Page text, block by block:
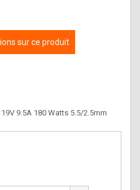
sur ce produit
9.5A 180 Watts 5.5/2.5mm